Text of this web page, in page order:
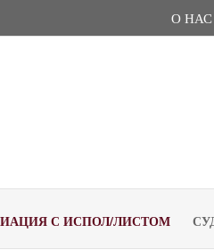
О НАС
С ИСПОЛ/ЛИСТОМ